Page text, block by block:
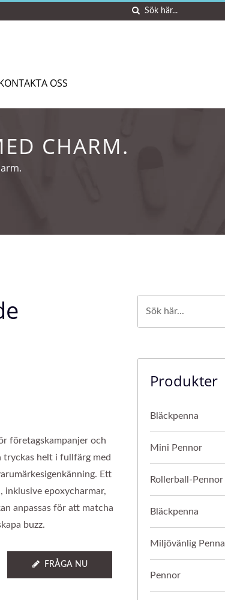
OSS
CHARM.
företagskampanjer och
tryckas helt i fullfärg med
Ett
epoxycharmar,
anpassas för att matcha
buzz.
FRÅGA NU
Produkter
Bläckpenna
Mini Pennor
Rollerball-Pennor
Bläckpenna
Miljövänlig Penna
Pennor